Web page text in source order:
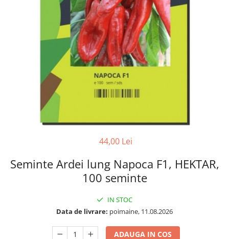
44,00 Lei
Seminte Ardei lung Napoca F1, HEKTAR,
100 seminte
IN STOC
Data de livrare: poimaine, 11.08.2026
ADAUGA IN COS